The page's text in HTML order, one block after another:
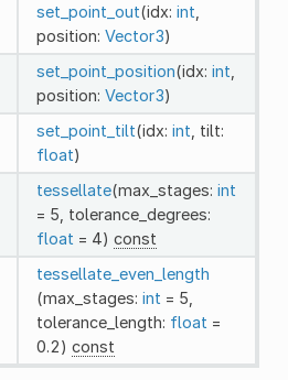
set_point_out(idx: int
position: Vector3)
set_point_position(idx: int
position: Vector3)
set_point_tilt(idx: int , tilt:
float)
tessellate(max_stages: int
= 5, tolerance_degrees:
float = 4) const
tessellate_even_length
(max_stages: int = 5,
tolerance_length: float =
0.2) const